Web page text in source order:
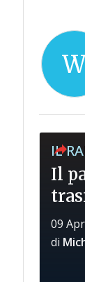
IL
Il
09
di